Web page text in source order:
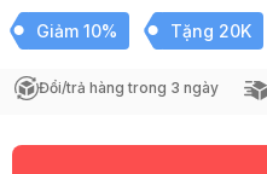
Giảm 10% Tặng 20K
Đổi/trả hàng trong 3 ngày